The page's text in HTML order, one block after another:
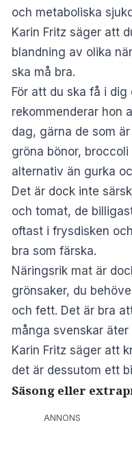
och metaboliska
Karin Fritz säger att
blandning av olika
ska må bra.
För att du ska få i
rekommenderar hon
dag, gärna de som
gröna bönor,
alternativ än gurka
Det är dock inte
och tomat, de
oftast i frysdisken
bra som färska.
Näringsrik mat är
grönsaker, du
och fett. Det är bra
många svenskar äter
Karin Fritz säger att
det är dessutom ett
Säsong eller
ANNONS